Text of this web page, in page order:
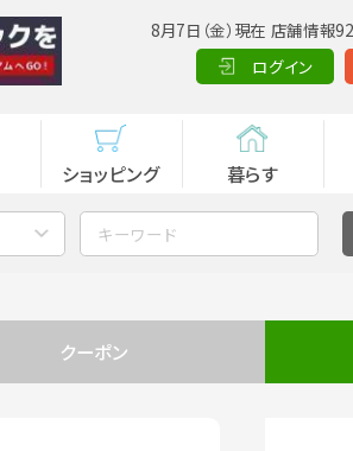
8月7日（金）現在 店舗情報
ログイン
ショッピング 暮らす
クーポン